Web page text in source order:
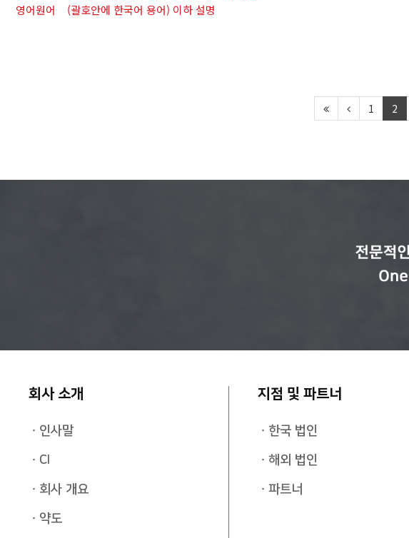
영어원어 (괄호안에 한국어 용어) 이하 설명
1 2
회사 소개
인사말
CI
회사 개요
약도
지점 및 파트너
한국 법인
해외 법인
파트너